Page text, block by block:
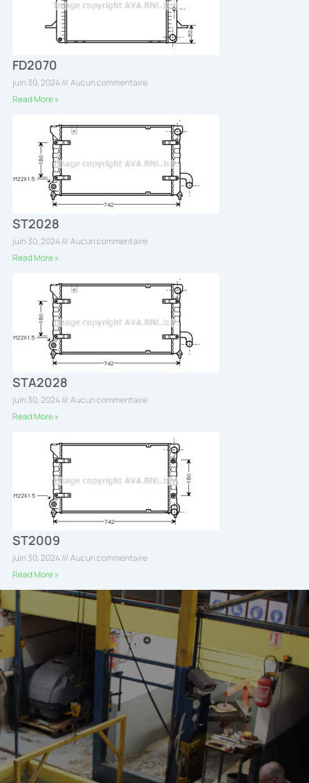
FD2070
juin 30, 2024
Aucun commentaire
Read More »
ST2028
juin 30, 2024
Aucun commentaire
Read More »
STA2028
juin 30, 2024
Aucun commentaire
Read More »
ST2009
juin 30, 2024
Aucun commentaire
Read More »